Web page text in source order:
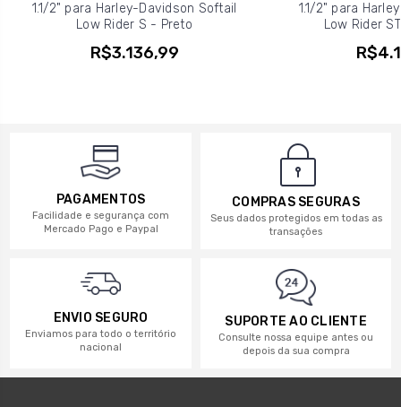
1.1/2" para Harley-Davidson Softail
Low Rider S - Preto
R$3.136,99
1.1/2" para
Low Rider
PAGAMENTOS
Facilidade e segurança com
Mercado Pago e Paypal
COMPRAS SEGURAS
Seus dados protegidos em todas as
transações
ENVIO SEGURO
Enviamos para todo o território
nacional
SUPORTE AO CLIENTE
Consulte nossa equipe antes ou
depois da sua compra